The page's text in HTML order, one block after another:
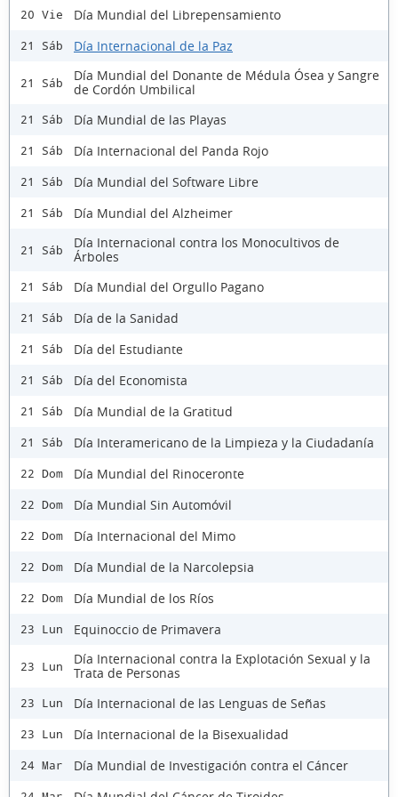
20 Vie Día Mundial del Librepensamiento
21 Sáb Día Internacional de la Paz
21 Sáb
Día Mundial del Donante de Médula Ósea y Sangre
de Cordón Umbilical
21 Sáb Día Mundial de las Playas
21 Sáb Día Internacional del Panda Rojo
21 Sáb Día Mundial del Software Libre
21 Sáb Día Mundial del Alzheimer
21 Sáb
Día Internacional contra los Monocultivos de
Árboles
21 Sáb Día Mundial del Orgullo Pagano
21 Sáb Día de la Sanidad
21 Sáb Día del Estudiante
21 Sáb Día del Economista
21 Sáb Día Mundial de la Gratitud
21 Sáb Día Interamericano de la Limpieza y la Ciudadanía
22 Dom Día Mundial del Rinoceronte
22 Dom Día Mundial Sin Automóvil
22 Dom Día Internacional del Mimo
22 Dom Día Mundial de la Narcolepsia
22 Dom Día Mundial de los Ríos
23 Lun Equinoccio de Primavera
23 Lun
Día Internacional contra la Explotación Sexual y la
Trata de Personas
23 Lun Día Internacional de las Lenguas de Señas
23 Lun Día Internacional de la Bisexualidad
24 Mar Día Mundial de Investigación contra el Cáncer